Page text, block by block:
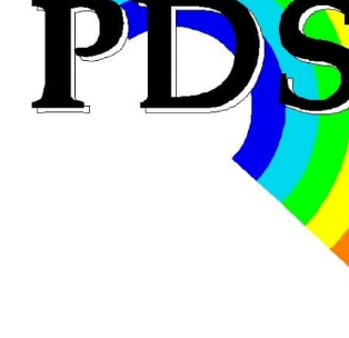
Hongrie : du changement pour les
éducatives, aussi !
25 juin 2026
En Hongrie, le conservateur Peter
Tisza "Respect et liberté" ont remporté
contre le premier ministre sortant, Viktor